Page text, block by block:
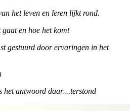
het leven en leren lijkt rond.
en hoe het komt
gestuurd door ervaringen in het
het antwoord daar....terstond